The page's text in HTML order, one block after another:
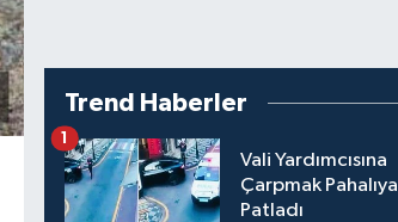
Trend Haberler
Vali Yardımcısına
Çarpmak Pahalıya
Patladı
1